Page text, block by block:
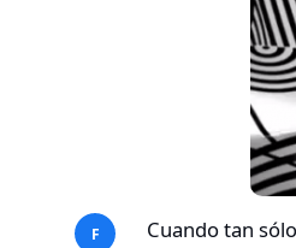
F Cuando tan